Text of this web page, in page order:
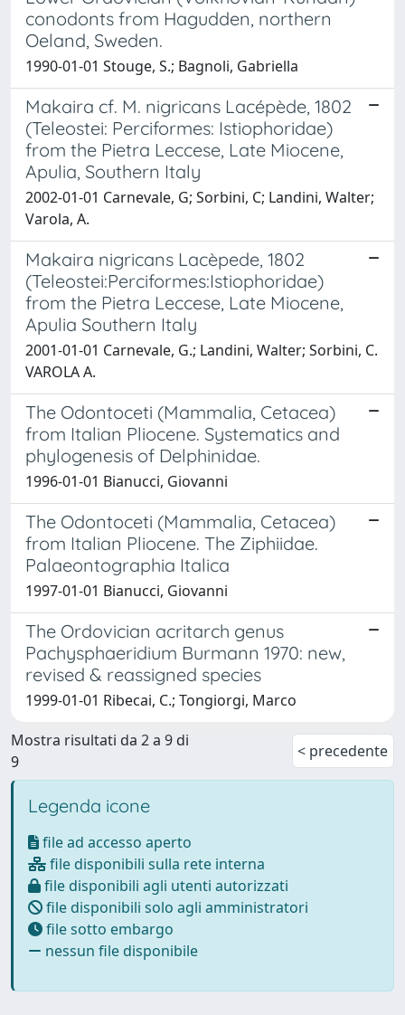
conodonts from Hagudden, northern
Oeland, Sweden.
1990-01-01 Stouge, S.; Bagnoli, Gabriella
Makaira cf. M. nigricans Lacépède, 1802
(Teleostei: Perciformes: Istiophoridae)
from the Pietra Leccese, Late Miocene,
Apulia, Southern Italy
2002-01-01 Carnevale, G; Sorbini, C; Landini, Walter;
Varola, A.
Makaira nigricans Lacèpede, 1802
(Teleostei:Perciformes:Istiophoridae)
from the Pietra Leccese, Late Miocene,
Apulia Southern Italy
2001-01-01 Carnevale, G.; Landini, Walter; Sorbini, C.
VAROLA A.
The Odontoceti (Mammalia, Cetacea)
from Italian Pliocene. Systematics and
phylogenesis of Delphinidae.
1996-01-01 Bianucci, Giovanni
The Odontoceti (Mammalia, Cetacea)
from Italian Pliocene. The Ziphiidae.
Palaeontographia Italica
1997-01-01 Bianucci, Giovanni
The Ordovician acritarch genus
Pachysphaeridium Burmann 1970: new,
revised & reassigned species
1999-01-01 Ribecai, C.; Tongiorgi, Marco
Mostra risultati da 2 a 9 di
9
< precedente
Legenda icone
file ad accesso aperto
file disponibili sulla rete interna
file disponibili agli utenti autorizzati
file disponibili solo agli amministratori
file sotto embargo
nessun file disponibile